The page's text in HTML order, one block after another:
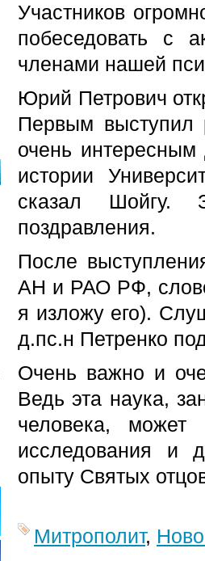
Участников
побеседовать с
членами нашей
Юрий Петрович
Первым выступил
очень интересным
истории
сказал Шойгу.
поздравления.
После
АН и РАО РФ,
я изложу его).
д.пс.н Петренко
Очень важно и
Ведь эта наука,
человека, может
исследования и
опыту Святых
Митрополит,